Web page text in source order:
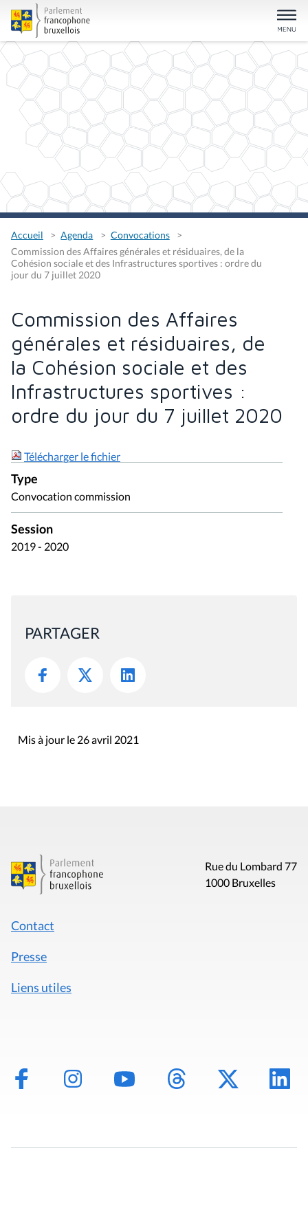
Accueil Agenda
Convocations
Commission des Affaires générales et résiduaires, de la
Cohésion sociale et des Infrastructures sportives : ordre du
jour du 7 juillet 2020
Commission des Affaires
générales et résiduaires, de
la Cohésion sociale et des
Infrastructures sportives :
ordre du jour du 7 juillet 2020
Télécharger le fichier
Type
Convocation commission
Session
2019 - 2020
PARTAGER
Mis à jour le 26 avril 2021
Rue du Lombard 77
1000 Bruxelles
Contact
Presse
Liens utiles